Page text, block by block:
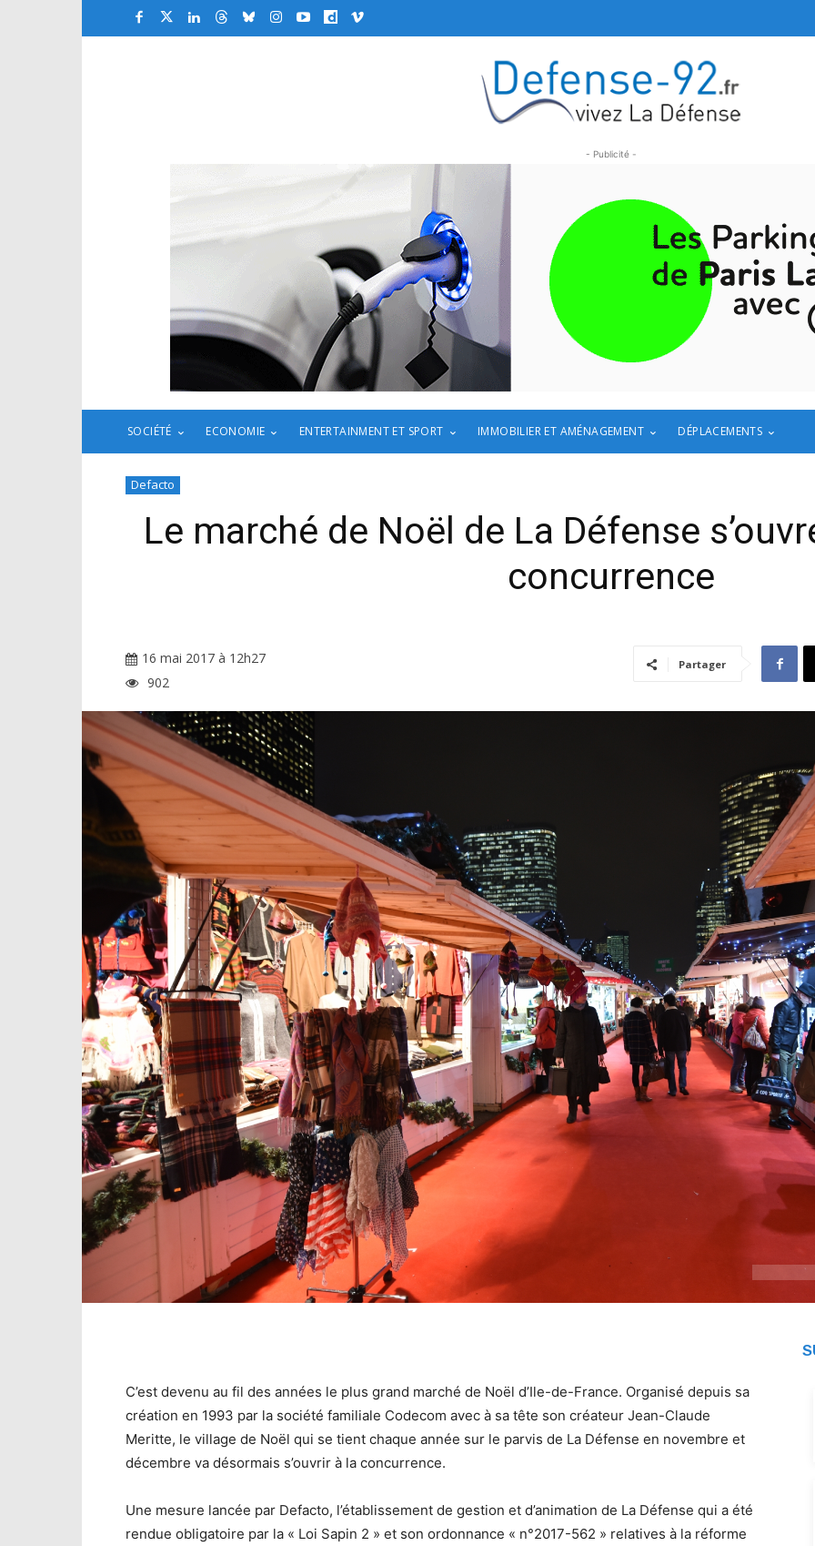
- Publicité -
SOCIÉTÉ ECONOMIE ENTERTAINMENT ET SPORT IMMOBILIER ET AMÉNAGEMENT DÉPLACEMENTS
Defacto
Le marché de Noël de La Défense
concurrence
16 mai 2017 à 12h27
902
Partager
C’est devenu au fil des années le plus grand marché de Noël d’Ile-de-France. Organisé depuis sa
création en 1993 par la société familiale Codecom avec à sa tête son créateur Jean-Claude
Meritte, le village de Noël qui se tient chaque année sur le parvis de La Défense en novembre et
décembre va désormais s’ouvrir à la concurrence.
Une mesure lancée par Defacto, l’établissement de gestion et d’animation de La Défense qui a été
rendue obligatoire par la « Loi Sapin 2 » et son ordonnance « n°2017-562 » relatives à la réforme